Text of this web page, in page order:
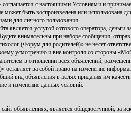
с настоящими Условиями и
быть воспроизведена или использована
для личного пользования.
является услугой сотового оператора,
внимательны при наборе сообщения,
(Форум для родителей)» не несет
усмотрению и вне контроля со стороны
в отношении всех объявлений,
за собой право на изменение
вид объявления в целях придания им
и изменение данных условий.
объявлениях, является общедоступной, за